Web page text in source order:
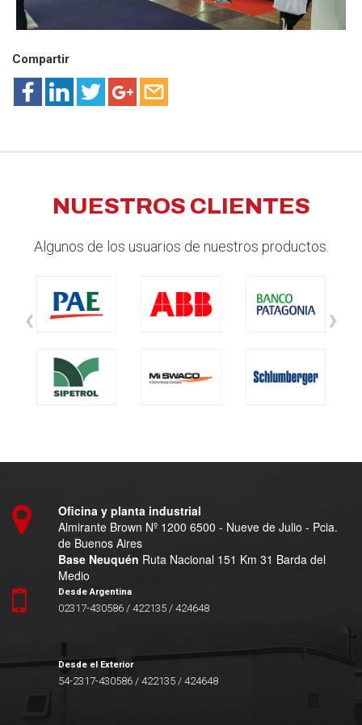
Compartir
NUESTROS CLIENTES
Algunos de los usuarios de nuestros productos.
‹ ›
Oficina y planta industrial
Almirante Brown Nº 1200 6500 - Nueve de Julio - Pcia.
de Buenos Aires
Base Neuquén Ruta Nacional 151 Km 31 Barda del
Medio
Desde Argentina
02317-430586 / 422135 / 424648
Desde el Exterior
54-2317-430586 / 422135 / 424648